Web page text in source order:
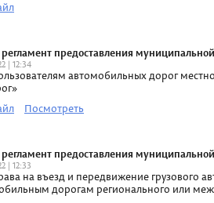
предоставления
| 12:34
автомобильных дорог
Посмотреть
предоставления
| 12:33
на въезд и передвижение грузового
дорогам регионального или